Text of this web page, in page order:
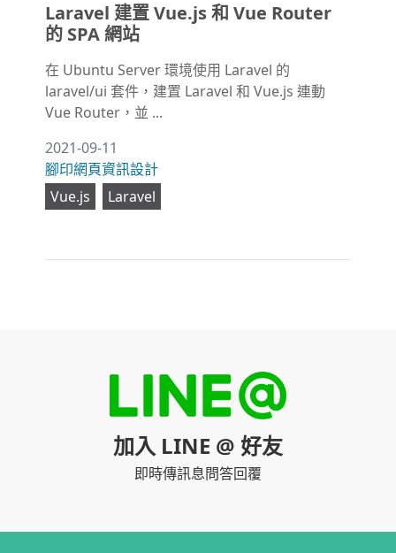
Laravel 建置 Vue.js 和 Vue Router
的 SPA 網站
在 Ubuntu Server 環境使用 Laravel 的
laravel/ui 套件，建置 Laravel 和 Vue.js 連動
Vue Router，並 ...
2021-09-11
腳印網頁資訊設計
Vue.js
Laravel
加入 LINE @ 好友
即時傳訊息問答回覆